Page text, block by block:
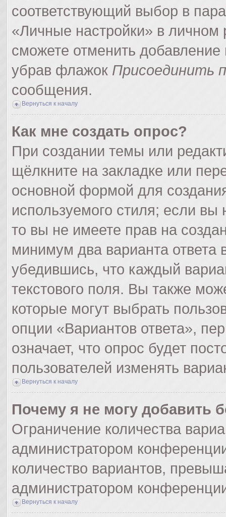
соответствующий выбор в
«Личные настройки» в
сможете отменить
убрав флажок Присоединить
сообщения.
Вернуться к началу
Как мне создать опрос?
При создании темы или
щёлкните на закладке или
основной формой для
используемого стиля; если
то вы не имеете прав на
минимум два варианта ответа
убедившись, что каждый
текстового поля. Вы также
которые могут выбрать
опции «Вариантов ответа»,
означает, что опрос будет
пользователей изменять
Вернуться к началу
Почему я не могу добавить
Ограничение количества
администратором
количество вариантов,
администратором
Вернуться к началу